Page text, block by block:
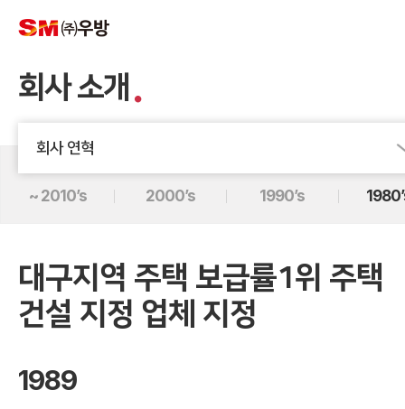
회사 소개
회사 연혁
~ 2010’s 2000’s 1990’s
대구지역 주택 보급률1위 주택
건설 지정 업체 지정
1989